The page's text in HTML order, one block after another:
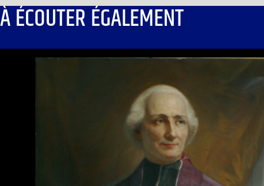
À ÉCOUTER ÉGALEMENT